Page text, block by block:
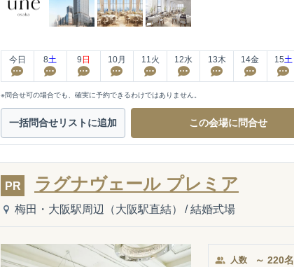
今日 8土 9 日 10月 11火 12水 13木 14金 15土
※問合せ可の場合でも、確実に予約できるわけではありません。
一括問合せリストに追加 この会場に問合せ
PR ラグナヴェール プレミア
梅田・大阪駅周辺（大阪駅直結） / 結婚式場
人数 ～ 220名